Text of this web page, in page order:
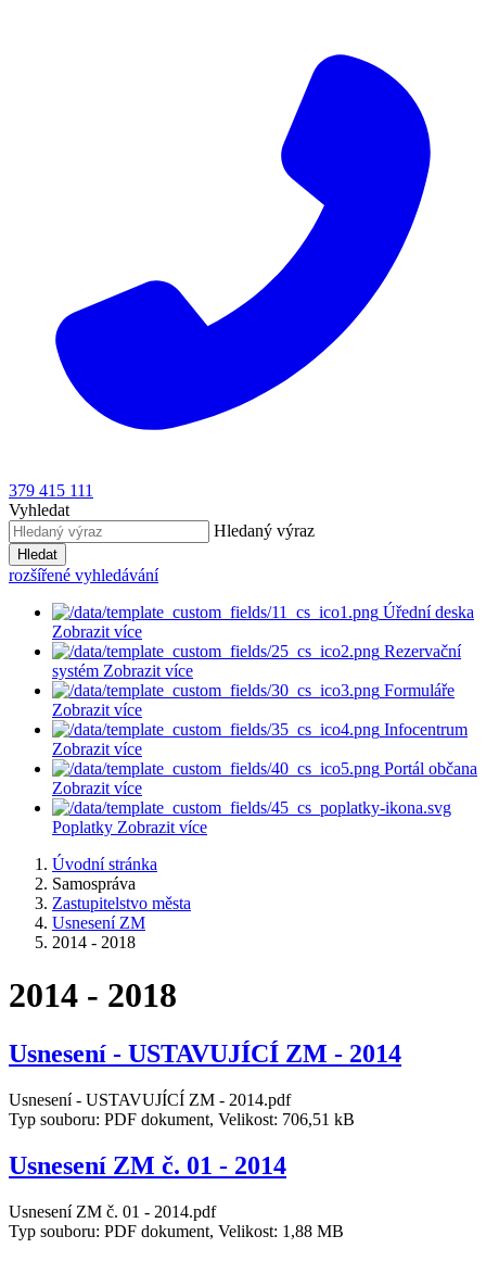
379 415 111
Vyhledat
Hledaný výraz
Hledat
rozšířené vyhledávání
Úřední deska
Zobrazit více
Rezervační
systém Zobrazit více
Formuláře
Zobrazit více
Infocentrum
Zobrazit více
Portál občana
Zobrazit více
Poplatky Zobrazit více
Úvodní stránka
Samospráva
Zastupitelstvo města
Usnesení ZM
2014 - 2018
2014 - 2018
Usnesení - USTAVUJÍCÍ ZM - 2014
Usnesení - USTAVUJÍCÍ ZM - 2014.pdf
Typ souboru: PDF dokument, Velikost: 706,51 kB
Usnesení ZM č. 01 - 2014
Usnesení ZM č. 01 - 2014.pdf
Typ souboru: PDF dokument, Velikost: 1,88 MB